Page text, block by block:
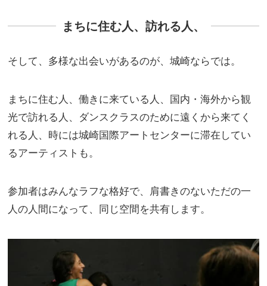
まちに住む人、訪れる人、
そして、多様な出会いがあるのが、城崎ならでは。
まちに住む人、働きに来ている人、国内・海外から観
光で訪れる人、ダンスクラスのために遠くから来てく
れる人、時には城崎国際アートセンターに滞在してい
るアーティストも。
参加者はみんなラフな格好で、肩書きのないただの一
人の人間になって、同じ空間を共有します。